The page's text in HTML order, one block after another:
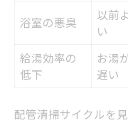
浴室の悪臭
以前
い
給湯効率の
低下
お湯
遅い
配管清掃サイクルを